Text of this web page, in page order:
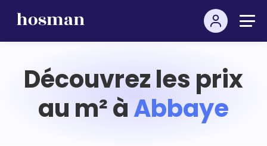
Découvrez les prix
au m² àAbbaye